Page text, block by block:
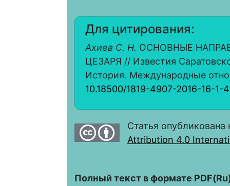
Для цитирования:
Ахиев С. Н. ОСНОВНЫЕ
ЦЕЗАРЯ // Известия
История. Международные
10.18500/1819-4907-2016-16-1-
Статья
Attribution 4.0
Полный текст в формате